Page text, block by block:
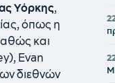
Υόρκης,
όπως η
και
Evan
διεθνών